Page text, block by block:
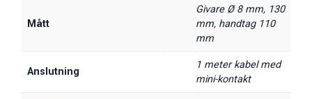
Mått
Givare Ø 8 mm, 130
mm, handtag 110
mm
Anslutning
1 meter kabel med
mini-kontakt